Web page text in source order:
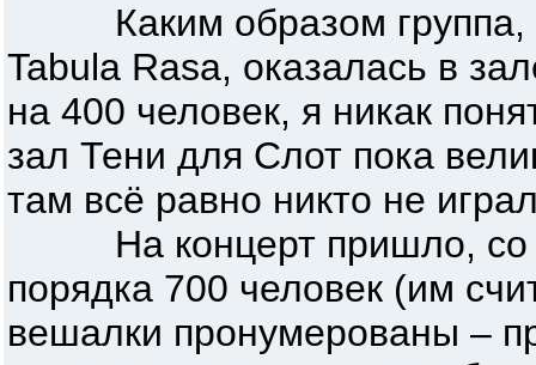
Каким образом группа,
Tabula Rasa, оказалась в
на 400 человек, я никак
зал Тени для Слот пока
там всё равно никто не
На концерт пришло, со
порядка 700 человек (им
вешалки пронумерованы –